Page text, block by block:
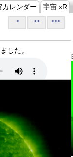
カレンダー 宇宙 xR
> >> >>>
した。